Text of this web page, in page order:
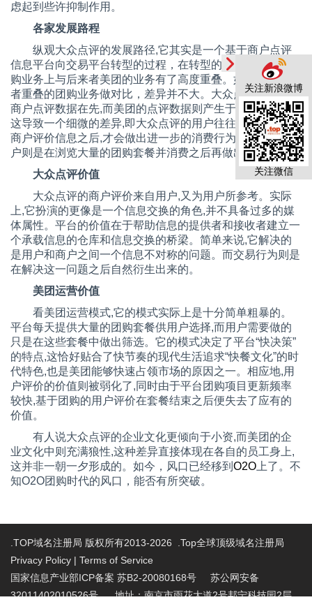
关注新浪微博
关注微信
虑起到些许抑制作用。
各家发展路程
纵观大众点评的发展路径,它其实是一个基于商户点评
信息平台向交易平台转型的过程，在转型的过程中恰好在团
购业务上与后来者美团的业务有了高度重叠。如果单独把二
者重叠的团购业务做对比，差异并不大。大众点评有大量的
商户点评数据在先,而美团的点评数据则产生于交易之后。
这导致一个细微的差异,即大众点评的用户往往在对比多家
商户评价信息之后,才会做出进一步的消费行为
而美团的用
户则是在浏览大量的团购套餐并消费之后再做出评价。
大众点评价值
大众点评的商户评价来自用户,又为用户所参考。实际
上,它扮演的更像是一个信息交换的角色,并不具备过多的媒
体属性。平台的价值在于帮助信息的提供者和接收者建立一
个承载信息的仓库和信息交换的桥梁。简单来说,它解决的
是用户和商户之间一个信息不对称的问题。而交易行为则是
在解决这一问题之后自然衍生出来的。
美团运营价值
看美团运营模式,它的模式实际上是十分简单粗暴的。
平台每天提供大量的团购套餐供用户选择,而用户需要做的
只是在这些套餐中做出筛选。它的模式决定了平台“快决策”
的特点,这恰好贴合了快节奏的现代生活追求“快餐文化”的时
代特色,也是美团能够快速占领市场的原因之一。相应地,用
户评价的价值则被弱化了,同时由于平台团购项目更新频率
较快,基于团购的用户评价在套餐结束之后便失去了应有的
价值。
有人说大众点评的企业文化更倾向于小资,而美团的企
业文化中则充满狼性,这种差异直接体现在各自的员工身上,
这并非一朝一夕形成的。如今，风口已经移到 O2O 上了。不
知O2O团购时代的风口，能否有所突破。
.TOP域名注册局 版权所有2013-2026 .Top全球顶级域名注册局
Privacy Policy | Terms of Service
国家信息产业部ICP备案 苏B2-20080168号 苏公网安备
32011402010526号 地址：南京市雨花大道2号邦宁科技园2层